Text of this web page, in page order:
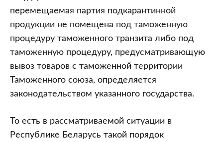
перемещаемая партия подкарантинной
продукции не помещена под таможенную
процедуру таможенного транзита либо под
таможенную процедуру, предусматривающую
вывоз товаров с таможенной территории
Таможенного союза, определяется
законодательством указанного государства.
То есть в рассматриваемой ситуации в
Республике Беларусь такой порядок